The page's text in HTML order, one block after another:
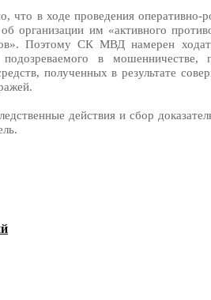
что в ходе проведения
организации им «активного
Поэтому СК МВД намерен
в
полученных в результате
действия и сбор